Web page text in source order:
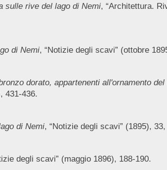
sulle rive del lago di Nemi, “Architettura.
di Nemi, “Notizie degli scavi” (ottobre
dorato, appartenenti all'ornamento
431-436.
di Nemi, “Notizie degli scavi” (1895),
degli scavi” (maggio 1896), 188-190.